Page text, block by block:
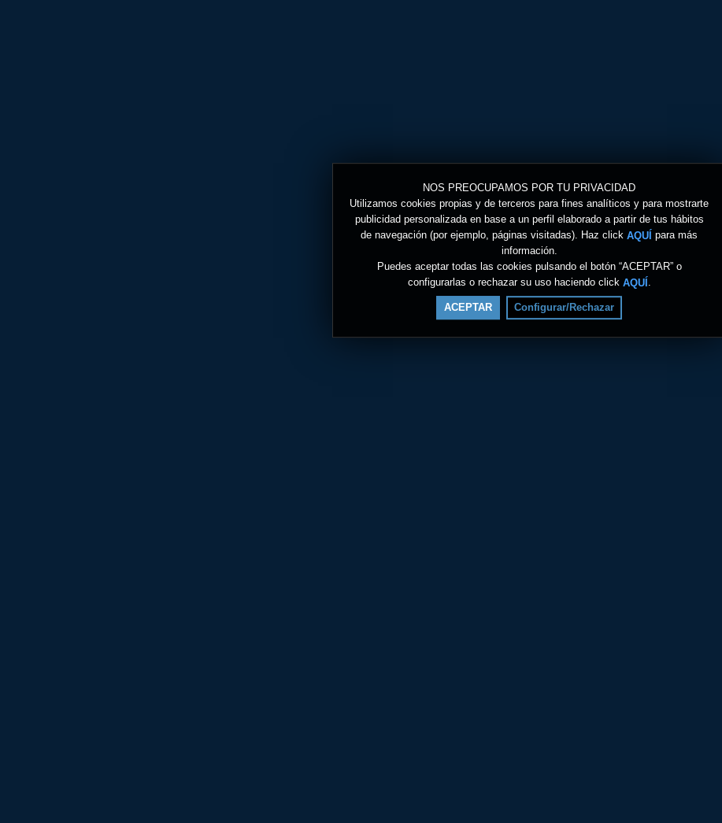
NOS PREOCUPAMOS POR TU PRIVACIDAD
Utilizamos cookies propias y de terceros para fines analíticos y para mostrarte
publicidad personalizada en base a un perfil elaborado a partir de tus hábitos
de navegación (por ejemplo, páginas visitadas). Haz click AQUÍ para más
información.
Puedes aceptar todas las cookies pulsando el botón “ACEPTAR” o
configurarlas o rechazar su uso haciendo click AQUÍ .
ACEPTAR Configurar/Rechazar